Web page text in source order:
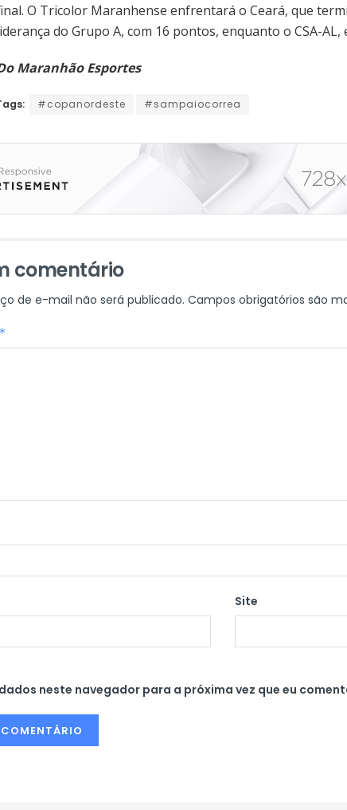
O Tricolor Maranhense enfrentará o Ceará, que
do Grupo A, com 16 pontos, enquanto o CSA-
Maranhão Esportes
#copanordeste #sampaiocorrea
comentário
de e-mail não será publicado. Campos obrigatórios são
*
Site
neste navegador para a próxima vez que eu